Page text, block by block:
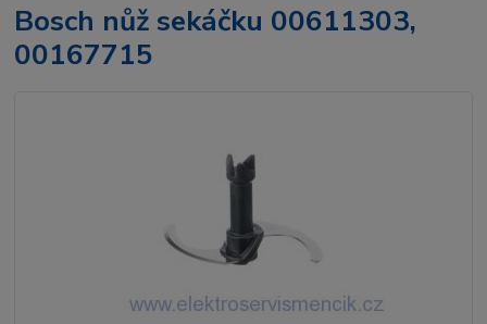
Bosch nůž sekáčku 00611303,
00167715